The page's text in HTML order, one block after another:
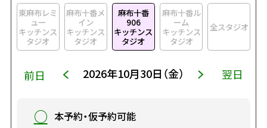
東麻布レミ
ュー
キッチンス
タジオ
麻布十番メ
イン
キッチンス
タジオ
麻布十番
906
キッチンス
タジオ
麻布十番ル
ーム
キッチンス
タジオ
全スタジオ
前日 2026年10月30日（金） 翌日
○ 本予約・仮予約可能